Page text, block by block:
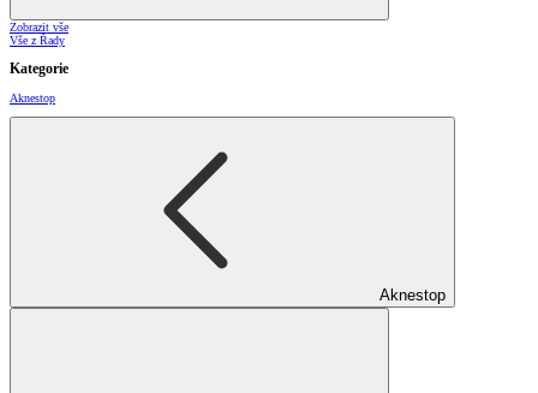
Zobrazit vše
Vše z Řady
Kategorie
Aknestop
Aknestop